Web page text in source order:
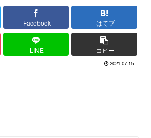
Facebook はてブ
LINE コピー
2021.07.15